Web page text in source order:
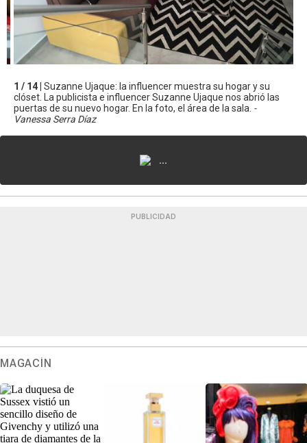
1 / 14 | Suzanne Ujaque: la influencer muestra su hogar y su
clóset. La publicista e influencer Suzanne Ujaque nos abrió las
puertas de su nuevo hogar. En la foto, el área de la sala. -
Vanessa Serra Díaz
...
PUBLICIDAD
MAGACÍN